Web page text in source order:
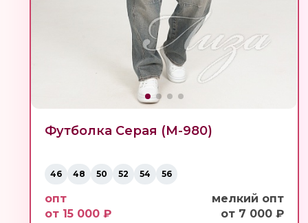
Футболка Серая (М-980)
46 48 50 52 54 56
опт
от 15 000 ₽
мелкий опт
от 7 000 ₽